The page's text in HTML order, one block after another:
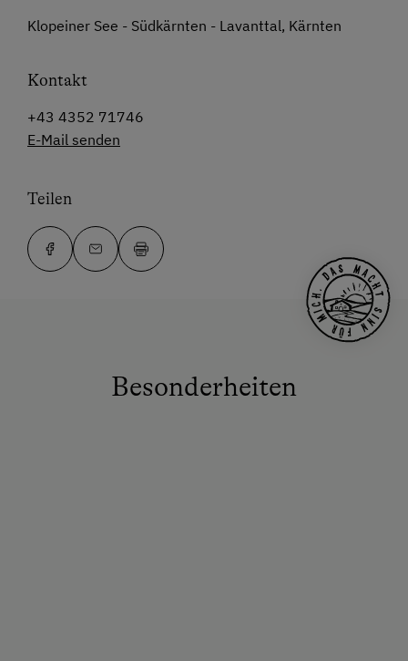
Klopeiner See - Südkärnten - Lavanttal, Kärnten
Kontakt
+43 4352 71746
E-Mail senden
Teilen
Besonderheiten